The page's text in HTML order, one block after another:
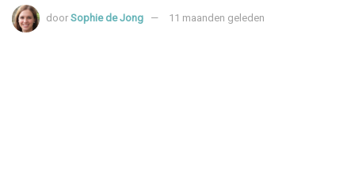
door Sophie de Jong 11 maanden geleden